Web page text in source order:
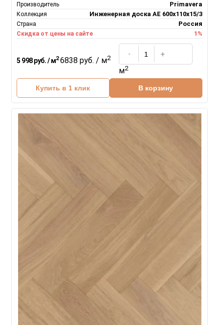
Производитель Primavera
Коллекция Инженерная доска АЕ 600х110х15/3
Страна Россия
Скидка от цены на сайте 1%
5 998 руб. / м26838 руб. / м2
м2
Купить в 1 клик В корзину